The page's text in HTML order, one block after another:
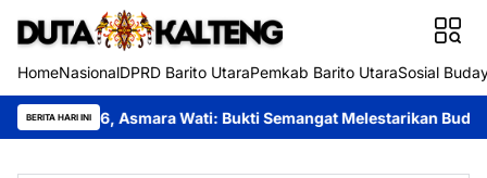
HomeNasionalDPRD Barito UtaraPemkab Barito UtaraSosial
BERITA HARI INI
Asmara Wati: Bukti Semangat Melestarikan Budaya Festival